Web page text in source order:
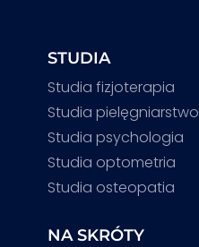
STUDIA
Studia fizjoterapia
Studia pielęgniarstwo
Studia psychologia
Studia optometria
Studia osteopatia
NA SKRÓTY